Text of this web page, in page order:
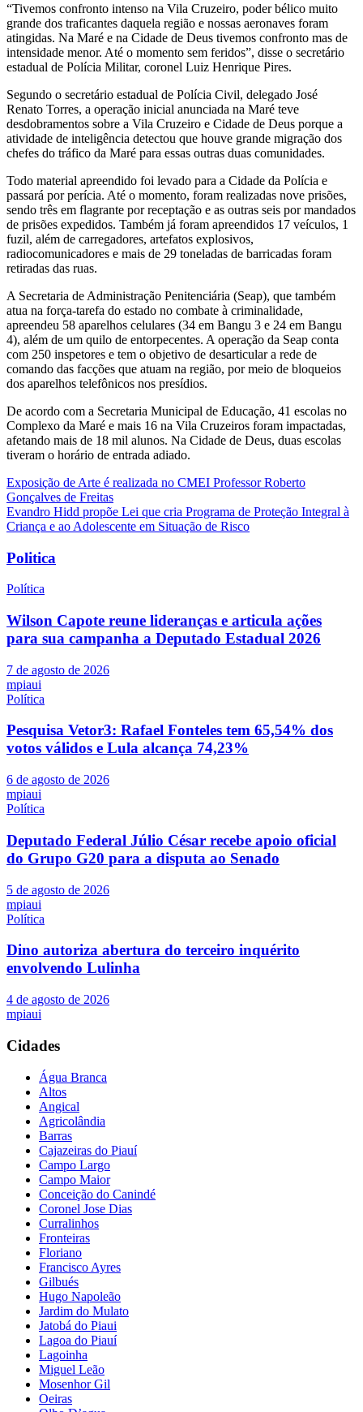
“Tivemos confronto intenso na Vila Cruzeiro, poder bélico muito
grande dos traficantes daquela região e nossas aeronaves foram
atingidas. Na Maré e na Cidade de Deus tivemos confronto mas de
intensidade menor. Até o momento sem feridos”, disse o secretário
estadual de Polícia Militar, coronel Luiz Henrique Pires.
Segundo o secretário estadual de Polícia Civil, delegado José
Renato Torres, a operação inicial anunciada na Maré teve
desdobramentos sobre a Vila Cruzeiro e Cidade de Deus porque a
atividade de inteligência detectou que houve grande migração dos
chefes do tráfico da Maré para essas outras duas comunidades.
Todo material apreendido foi levado para a Cidade da Polícia e
passará por perícia. Até o momento, foram realizadas nove prisões,
sendo três em flagrante por receptação e as outras seis por mandados
de prisões expedidos. Também já foram apreendidos 17 veículos, 1
fuzil, além de carregadores, artefatos explosivos,
radiocomunicadores e mais de 29 toneladas de barricadas foram
retiradas das ruas.
A Secretaria de Administração Penitenciária (Seap), que também
atua na força-tarefa do estado no combate à criminalidade,
apreendeu 58 aparelhos celulares (34 em Bangu 3 e 24 em Bangu
4), além de um quilo de entorpecentes. A operação da Seap conta
com 250 inspetores e tem o objetivo de desarticular a rede de
comando das facções que atuam na região, por meio de bloqueios
dos aparelhos telefônicos nos presídios.
De acordo com a Secretaria Municipal de Educação, 41 escolas no
Complexo da Maré e mais 16 na Vila Cruzeiros foram impactadas,
afetando mais de 18 mil alunos. Na Cidade de Deus, duas escolas
tiveram o horário de entrada adiado.
Navegação
de
Post
Exposição de Arte é realizada no CMEI Professor Roberto
Gonçalves de Freitas
Evandro Hidd propõe Lei que cria Programa de Proteção Integral à
Criança e ao Adolescente em Situação de Risco
Politica
Política
Wilson Capote reune lideranças e articula ações
para sua campanha a Deputado Estadual 2026
7 de agosto de 2026
mpiaui
Política
Pesquisa Vetor3: Rafael Fonteles tem 65,54% dos
votos válidos e Lula alcança 74,23%
6 de agosto de 2026
mpiaui
Política
Deputado Federal Júlio César recebe apoio oficial
do Grupo G20 para a disputa ao Senado
5 de agosto de 2026
mpiaui
Política
Dino autoriza abertura do terceiro inquérito
envolvendo Lulinha
4 de agosto de 2026
mpiaui
Cidades
Água Branca
Altos
Angical
Agricolândia
Barras
Cajazeiras do Piauí
Campo Largo
Campo Maior
Conceição do Canindé
Coronel Jose Dias
Curralinhos
Fronteiras
Floriano
Francisco Ayres
Gilbués
Hugo Napoleão
Jardim do Mulato
Jatobá do Piaui
Lagoa do Piauí
Lagoinha
Miguel Leão
Mosenhor Gil
Oeiras